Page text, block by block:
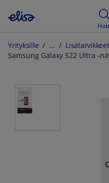
Yrityksille Lisätarvikkeet